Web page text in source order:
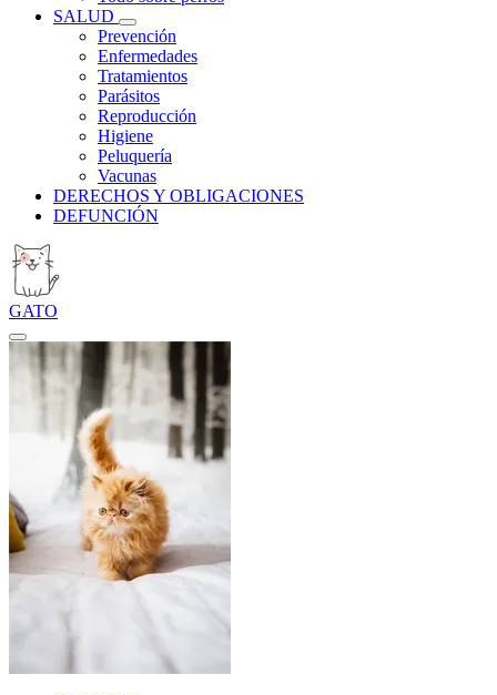
SALUD
Prevención
Enfermedades
Tratamientos
Parásitos
Reproducción
Higiene
Peluquería
Vacunas
DERECHOS Y OBLIGACIONES
DEFUNCIÓN
GATO